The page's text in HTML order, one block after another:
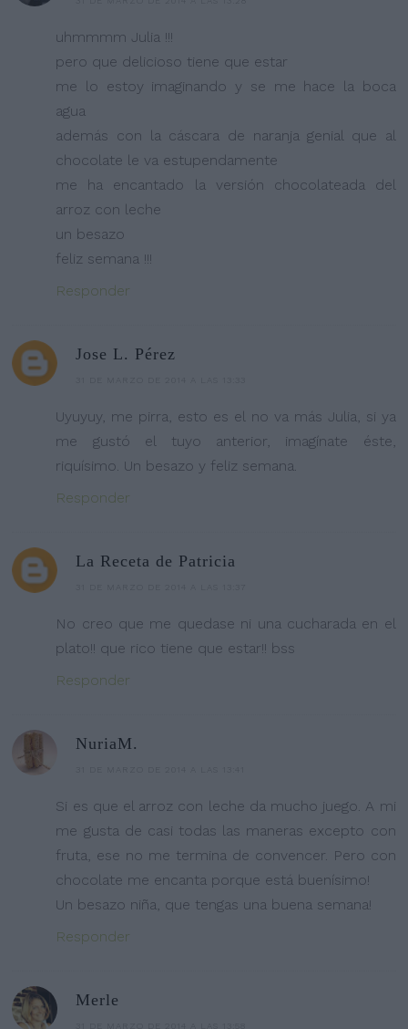
uhmmmm Julia !!!
pero que delicioso tiene que estar
me lo estoy imaginando y se me hace la boca
agua
además con la cáscara de naranja genial que al
chocolate le va estupendamente
me ha encantado la versión chocolateada del
arroz con leche
un besazo
feliz semana !!!
Responder
Jose L. Pérez
Uyuyuy, me pirra, esto es el no va más Julia, si ya
me gustó el tuyo anterior, imagínate éste,
riquísimo. Un besazo y feliz semana.
Responder
La Receta de Patricia
No creo que me quedase ni una cucharada en el
plato!! que rico tiene que estar!! bss
Responder
NuriaM.
Si es que el arroz con leche da mucho juego. A mi
me gusta de casi todas las maneras excepto con
fruta, ese no me termina de convencer. Pero con
chocolate me encanta porque está buenísimo!
Un besazo niña, que tengas una buena semana!
Responder
Merle